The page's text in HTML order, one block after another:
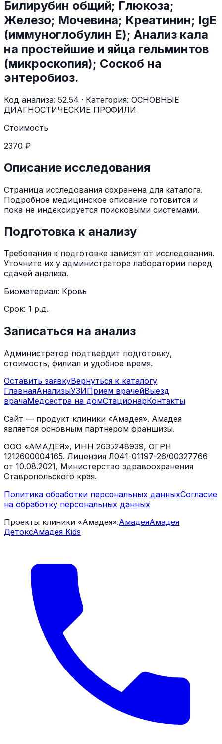
Билирубин общий; Глюкоза;
Железо; Мочевина; Креатинин; IgE
(иммуноглобулин Е); Анализ кала
на простейшие и яйца гельминтов
(микроскопия); Соскоб на
энтеробиоз.
Код анализа: 52.54 · Категория: ОСНОВНЫЕ
ДИАГНОСТИЧЕСКИЕ ПРОФИЛИ
Стоимость
2370 ₽
Описание исследования
Страница исследования сохранена для каталога.
Подробное медицинское описание готовится и
пока не индексируется поисковыми системами.
Подготовка к анализу
Требования к подготовке зависят от исследования.
Уточните их у администратора лаборатории перед
сдачей анализа.
Биоматериал: Кровь
Срок: 1 р.д.
Записаться на анализ
Администратор подтвердит подготовку,
стоимость, филиал и удобное время.
Оставить заявкуВернуться к каталогу
ГлавнаяАнализыУЗИПрием врачейВыезд
врачаМедсестра на домСтационарКонтакты
Сайт — продукт клиники «Амадея». Амадея
является основным партнером франшизы.
ООО «АМАДЕЯ», ИНН 2635248939, ОГРН
1212600004165. Лицензия Л041-01197-26/00327766
от 10.08.2021, Министерство здравоохранения
Ставропольского края.
Политика обработки персональных данныхСогласие
на обработку персональных данных
Проекты клиники «Амадея»:АмадеяАмадея
ДетоксАмадея Kids